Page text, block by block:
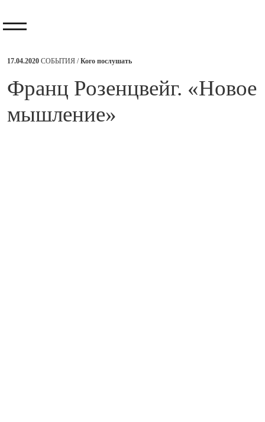
17.04.2020 СОБЫТИЯ /Кого послушать
​Франц Розенцвейг. «Новое
мышление»